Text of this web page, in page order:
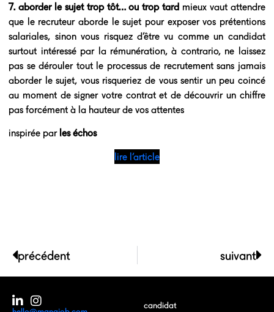
7. aborder le sujet trop tôt… ou trop tard mieux vaut attendre
que le recruteur aborde le sujet pour exposer vos prétentions
salariales, sinon vous risquez d’être vu comme un candidat
surtout intéressé par la rémunération, à contrario, ne laissez
pas se dérouler tout le processus de recrutement sans jamais
aborder le sujet, vous risqueriez de vous sentir un peu coincé
au moment de signer votre contrat et de découvrir un chiffre
pas forcément à la hauteur de vos attentes
inspirée parles échos
lire l’article
précédent suivant
candidat